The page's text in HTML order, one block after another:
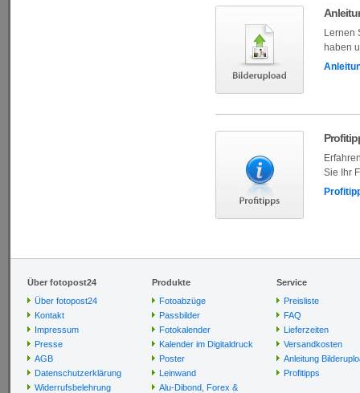
Lernen
haben
Sie Ihr
Über fotopost24
Über fotopost24
Kontakt
Impressum
Presse
AGB
Datenschutzerklärung
Widerrufsbelehrung
Produkte
Fotoabzüge
Passbilder
Fotokalender
Kalender im Digitaldruck
Poster
Leinwand
Alu-Dibond, Forex &
Service
Preisliste
FAQ
Lieferzeiten
Versandkosten
Anleitung
Profitipps